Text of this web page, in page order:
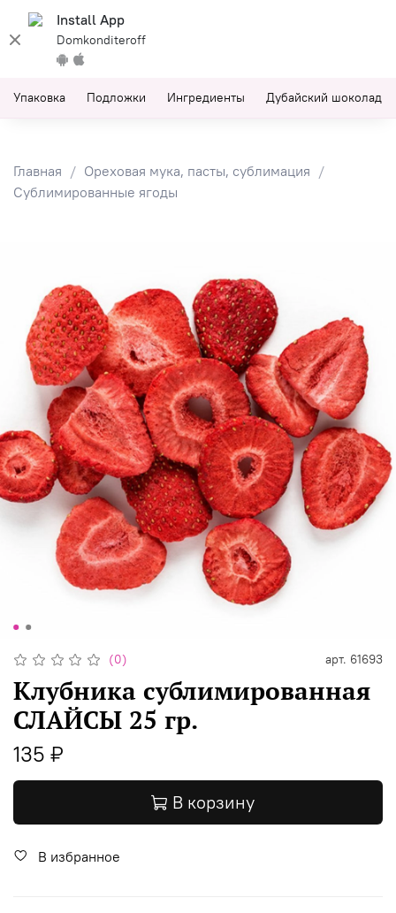
Install App
Domkonditeroff
Упаковка Подложки Ингредиенты Дубайский шоколад
Главная
Ореховая мука, пасты, сублимация
Сублимированные ягоды
(0) арт. 61693
Клубника сублимированная
СЛАЙСЫ 25 гр.
135 ₽
В корзину
В избранное